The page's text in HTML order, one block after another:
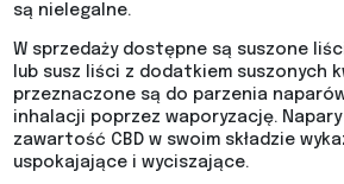
są nielegalne.
W sprzedaży dostępne są suszone
lub susz liści z dodatkiem suszonych
przeznaczone są do parzenia
inhalacji poprzez waporyzację.
zawartość CBD w swoim składzie
uspokajające i wyciszające.